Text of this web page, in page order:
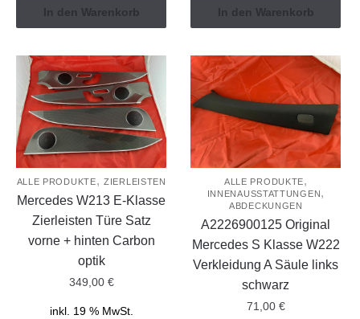
In den Warenkorb In den Warenkorb
ALLE PRODUKTE,ZIERLEISTEN
Mercedes W213 E-Klasse
Zierleisten Türe Satz
vorne + hinten Carbon
optik
349,00 €
inkl. 19 % MwSt.
ALLE PRODUKTE,
INNENAUSSTATTUNGEN,
ABDECKUNGEN
A2226900125 Original
Mercedes S Klasse W222
Verkleidung A Säule links
schwarz
71,00 €